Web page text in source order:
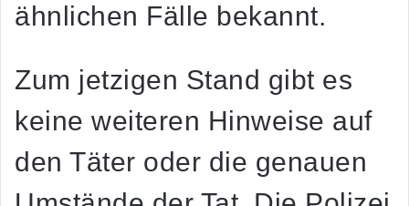
ähnlichen Fälle bekannt.
Zum jetzigen Stand gibt es
keine weiteren Hinweise auf
den Täter oder die genauen